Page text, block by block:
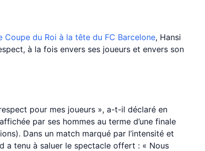
Coupe du Roi à la tête du FC Barcelone, Hansi
à la fois envers ses joueurs et envers son
pour mes joueurs », a-t-il déclaré en
par ses hommes au terme d’une finale
Dans un match marqué par l’intensité et
a tenu à saluer le spectacle offert : « Nous